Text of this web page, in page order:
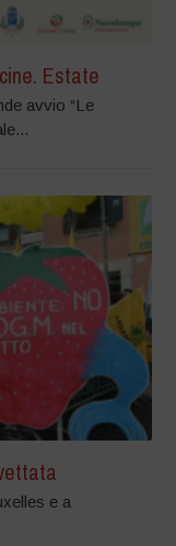
Estate
avvio “Le
e a